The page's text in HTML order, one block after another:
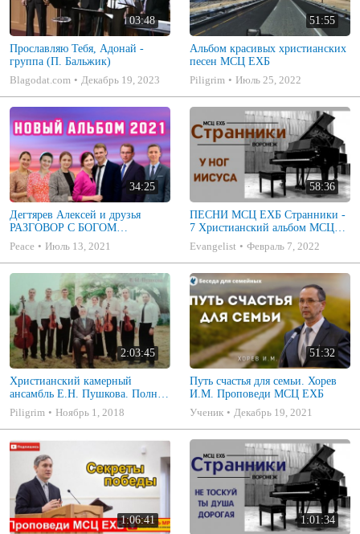
03:48
Прославляю Тебя, Адонай -
группа (П. Бальжик)
Blagodat.com
Декабрь 19, 2023
51:55
Альбом красивых христианских
песен МСЦ ЕХБ
Piligrim
Июль 25, 2022
34:25
Дегтярев Алексей и друзья
РАЗГОВОР С БОГОМ
Христианские песни МСЦ ЕХБ
2021 (7я)
Peace Июль 13, 2021
58:36
ПЕСНИ МСЦ ЕХБ Странники -
7 Христианский альбом МСЦ
ЕХБ
Evangelist Февраль 7, 2022
2:03:45
Христианский камерный
ансамбль Е.Н. Пушкова. Полное
собрание
Piligrim Ноябрь 1, 2018
51:32
Путь счастья для семьи. Хорев
И.М. Проповеди МСЦ ЕХБ
Ученик
Декабрь 19, 2021
1:06:41 1:01:34